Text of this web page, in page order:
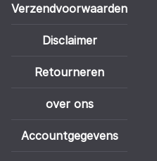
Verzendvoorwaarden
Disclaimer
Retourneren
over ons
Accountgegevens